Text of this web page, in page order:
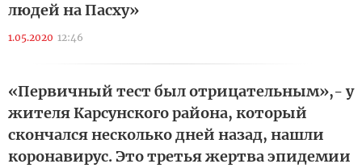
людей на Пасху»
1.05.2020 12:46
«Первичный тест был отрицательным»,- у
жителя Карсунского района, который
скончался несколько дней назад, нашли
коронавирус. Это третья жертва эпидемии